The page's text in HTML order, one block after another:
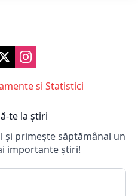
te la știri
și primește săptămânal un
importante știri!